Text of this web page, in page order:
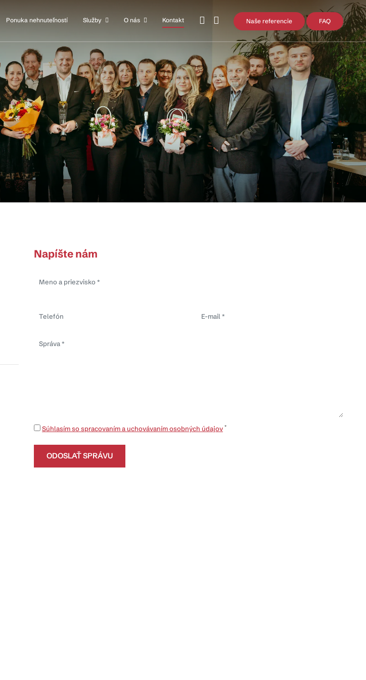
Ponuka nehnuteľností Služby O nás Kontakt Naše referencie FAQ
Napíšte nám
Súhlasím so spracovaním a uchovávaním osobných údajov *